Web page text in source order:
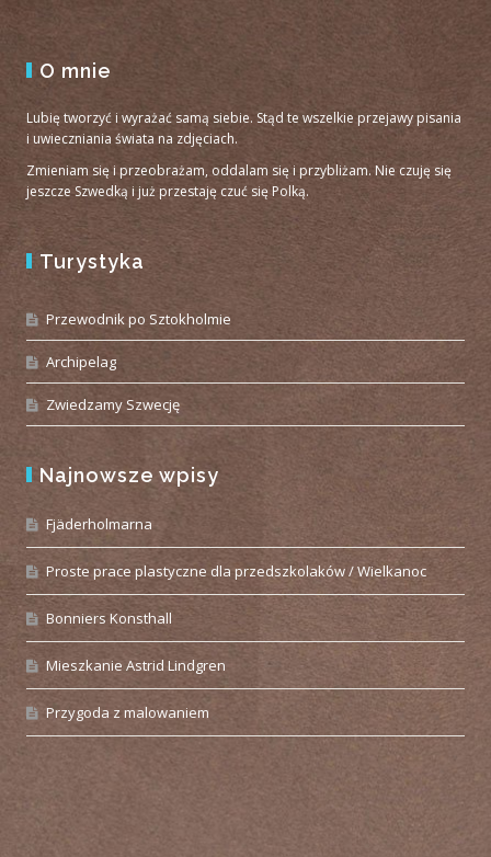
O mnie
Lubię tworzyć i wyrażać samą siebie. Stąd te wszelkie przejawy pisania
i uwieczniania świata na zdjęciach.
Zmieniam się i przeobrażam, oddalam się i przybliżam. Nie czuję się
jeszcze Szwedką i już przestaję czuć się Polką.
Turystyka
Przewodnik po Sztokholmie
Archipelag
Zwiedzamy Szwecję
Najnowsze wpisy
Fjäderholmarna
Proste prace plastyczne dla przedszkolaków / Wielkanoc
Bonniers Konsthall
Mieszkanie Astrid Lindgren
Przygoda z malowaniem